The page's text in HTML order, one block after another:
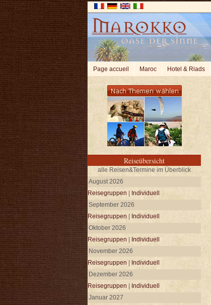
Page accueil Maroc Hotel & Riads
Reiseübersicht
alle Reisen&Termine im Überblick
August 2026
Reisegruppen
Individuell
September 2026
Reisegruppen
Individuell
Oktober 2026
Reisegruppen
Individuell
November 2026
Reisegruppen
Individuell
Dezember 2026
Reisegruppen
Individuell
Januar 2027